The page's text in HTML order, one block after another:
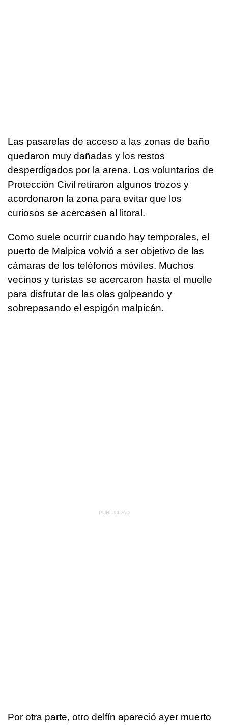
Las pasarelas de acceso a las zonas de baño
quedaron muy dañadas y los restos
desperdigados por la arena. Los voluntarios de
Protección Civil retiraron algunos trozos y
acordonaron la zona para evitar que los
curiosos se acercasen al litoral.
Como suele ocurrir cuando hay temporales, el
puerto de Malpica volvió a ser objetivo de las
cámaras de los teléfonos móviles. Muchos
vecinos y turistas se acercaron hasta el muelle
para disfrutar de las olas golpeando y
sobrepasando el espigón malpicán.
Por otra parte, otro delfín apareció ayer muerto